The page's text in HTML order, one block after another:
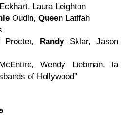
Laura Leighton
Oudin, Queen Latifah
Procter, RandySklar, Jason
Wendy Liebman, la
of Hollywood”